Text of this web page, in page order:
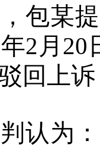
包某
2月20
回上
认为